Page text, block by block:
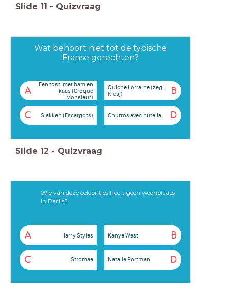
Slide 11 - Quizvraag
Wat behoort niet tot de typische
Franse gerechten?
A
Een tosti met ham en
kaas (Croque
Monsieur)
B
Quiche Lorraine (zeg:
Kiesj)
C Slakken (Escargots) D
Churros avec nutella
Slide 12 - Quizvraag
Wie van deze celebrities heeft geen woonplaats
in Parijs?
A Harry Styles B
Kanye West
C Stromae D
Natalie Portman